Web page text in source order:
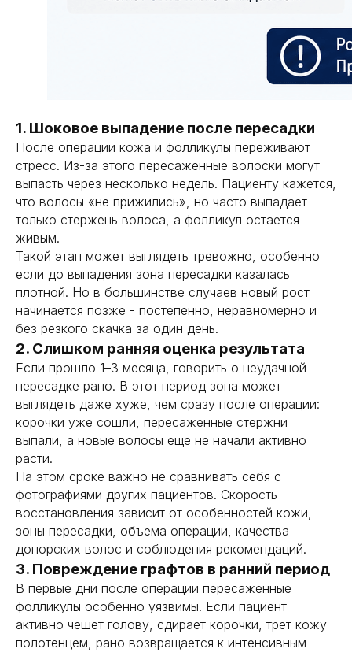
1. Шоковое выпадение после пересадки
После операции кожа и фолликулы переживают
стресс. Из-за этого пересаженные волоски могут
выпасть через несколько недель. Пациенту кажется,
что волосы «не прижились», но часто выпадает
только стержень волоса, а фолликул остается
живым.
Такой этап может выглядеть тревожно, особенно
если до выпадения зона пересадки казалась
плотной. Но в большинстве случаев новый рост
начинается позже - постепенно, неравномерно и
без резкого скачка за один день.
2. Слишком ранняя оценка результата
Если прошло 1–3 месяца, говорить о неудачной
пересадке рано. В этот период зона может
выглядеть даже хуже, чем сразу после операции:
корочки уже сошли, пересаженные стержни
выпали, а новые волосы еще не начали активно
расти.
На этом сроке важно не сравнивать себя с
фотографиями других пациентов. Скорость
восстановления зависит от особенностей кожи,
зоны пересадки, объема операции, качества
донорских волос и соблюдения рекомендаций.
3. Повреждение графтов в ранний период
В первые дни после операции пересаженные
фолликулы особенно уязвимы. Если пациент
активно чешет голову, сдирает корочки, трет кожу
полотенцем, рано возвращается к интенсивным